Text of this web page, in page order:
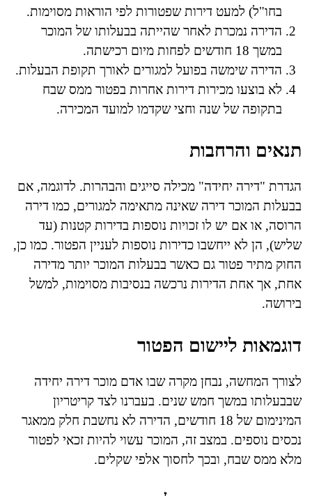
בחו"ל) למעט דירות שפטורות לפי הוראות מסוימות.
הדירה נמכרת לאחר שהייתה בבעלותו של המוכר
במשך 18 חודשים לפחות מיום רכישתה.
הדירה שימשה בפועל למגורים לאורך תקופת הבעלות.
לא בוצעו מכירות דירות אחרות בפטור ממס שבח
בתקופה של שנה וחצי שקדמו למועד המכירה.
תנאים והרחבות
הגדרת "דירה יחידה" מכילה סייגים והבהרות. לדוגמה, אם
בבעלות המוכר דירה שאינה מתאימה למגורים, כמו דירה
הרוסה, או אם יש לו זכויות נוספות בדירות קטנות (עד
שליש), הן לא ייחשבו כדירות נוספות לעניין הפטור. כמו כן,
החוק מתיר פטור גם כאשר בבעלות המוכר יותר מדירה
אחת, אך אחת הדירות נרכשה בנסיבות מסוימות, למשל
בירושה.
דוגמאות ליישום הפטור
לצורך המחשה, נבחן מקרה שבו אדם מוכר דירה יחידה
שבבעלותו במשך חמש שנים. בעברנו לצד קריטריון
המינימום של 18 חודשים, הדירה לא נחשבת חלק ממאגר
נכסים נוספים. במצב זה, המוכר עשוי להיות זכאי לפטור
מלא ממס שבח, ובכך לחסוך אלפי שקלים.